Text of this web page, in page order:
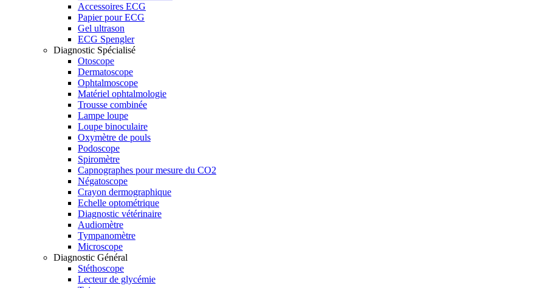
Accessoires ECG
Papier pour ECG
Gel ultrason
ECG Spengler
Diagnostic Spécialisé
Otoscope
Dermatoscope
Ophtalmoscope
Matériel ophtalmologie
Trousse combinée
Lampe loupe
Loupe binoculaire
Oxymètre de pouls
Podoscope
Spiromètre
Capnographes pour mesure du CO2
Négatoscope
Crayon dermographique
Echelle optométrique
Diagnostic vétérinaire
Audiomètre
Tympanomètre
Microscope
Diagnostic Général
Stéthoscope
Lecteur de glycémie